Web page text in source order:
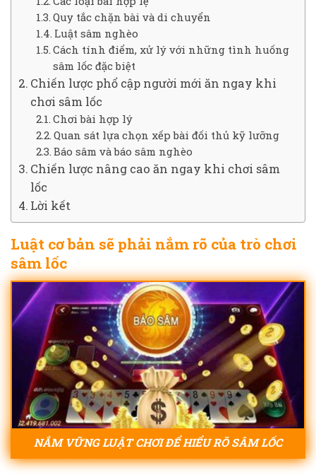
Quy tắc chặn bài và di chuyển
Luật sâm nghèo
Cách tính điểm, xử lý với những tình huống
sâm lốc đặc biệt
Chiến lược phổ cập người mới ăn ngay khi
chơi sâm lốc
Chơi bài hợp lý
Quan sát lựa chọn xếp bài đối thủ kỹ lưỡng
Báo sâm và báo sâm nghèo
Chiến lược nâng cao ăn ngay khi chơi sâm
lốc
Lời kết
Luật cơ bản sẽ phải nắm rõ của trò chơi
sâm lốc
NẮM VỮNG LUẬT CHƠI ĐỂ HIỂU RÕ SÂM LỐC